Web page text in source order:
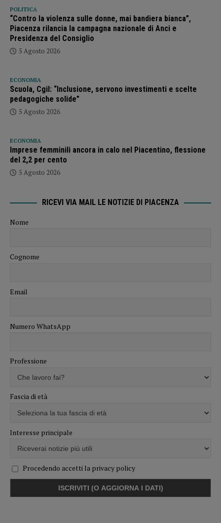
POLITICA
“Contro la violenza sulle donne, mai bandiera bianca”,
Piacenza rilancia la campagna nazionale di Anci e
Presidenza del Consiglio
5 Agosto 2026
ECONOMIA
Scuola, Cgil: “Inclusione, servono investimenti e scelte
pedagogiche solide”
5 Agosto 2026
ECONOMIA
Imprese femminili ancora in calo nel Piacentino, flessione
del 2,2 per cento
5 Agosto 2026
RICEVI VIA MAIL LE NOTIZIE DI PIACENZA
Nome
Cognome
Email
Numero WhatsApp
Professione
Fascia di età
Interesse principale
Procedendo accetti la privacy policy